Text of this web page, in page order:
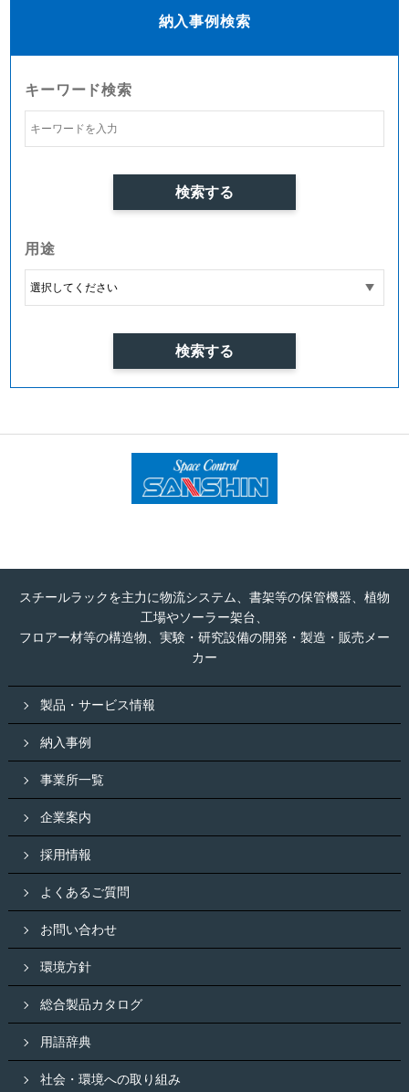
納入事例検索
キーワード検索
用途
スチールラックを主力に物流システム、書架等の保管機器、植物
工場やソーラー架台、
フロアー材等の構造物、実験・研究設備の開発・製造・販売メー
カー
製品・サービス情報
納入事例
事業所一覧
企業案内
採用情報
よくあるご質問
お問い合わせ
環境方針
総合製品カタログ
用語辞典
社会・環境への取り組み